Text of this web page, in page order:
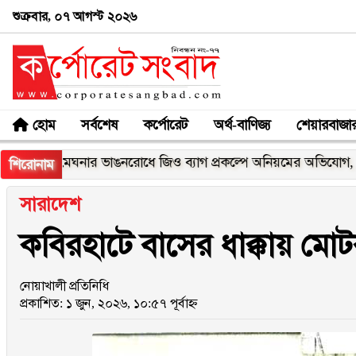
শুক্রবার, ০৭ আগস্ট ২০২৬
হোম সর্বশেষ কর্পোরেট অর্থ-বাণিজ্য
শিরোনাম
মেঘনার ভাঙনরোধে জিও ব্যাগ প্রকল্পে অনিয়মের অভিযোগ,
সারাদেশ
কবিরহাটে বাসের ধাক্কায়
নোয়াখালী প্রতিনিধি
প্রকাশিত: ১ জুন, ২০২৬, ১০:৫৭ পূর্বাহ্ন